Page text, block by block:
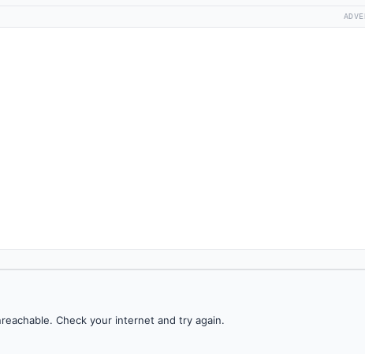
Check your internet and try again.